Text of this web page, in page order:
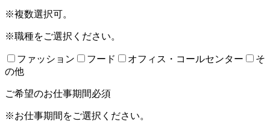
※複数選択可。
※職種をご選択ください。
ファッション フード オフィス・コールセンター
そ
の他
ご希望のお仕事期間必須
※お仕事期間をご選択ください。